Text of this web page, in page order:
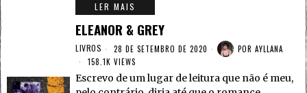
LER MAIS
ELEANOR & GREY
LIVROS 28 DE SETEMBRO DE 2020 POR AYLLANA
158.1K VIEWS
Escrevo de um lugar de leitura que não é meu,